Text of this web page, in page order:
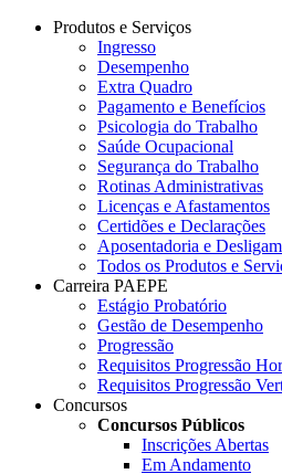
Produtos e Serviços
Ingresso
Desempenho
Extra Quadro
Pagamento e Benefícios
Psicologia do Trabalho
Saúde Ocupacional
Segurança do Trabalho
Rotinas Administrativas
Licenças e Afastamentos
Certidões e Declarações
Aposentadoria e
Todos os Produtos e
Carreira PAEPE
Estágio Probatório
Gestão de Desempenho
Progressão
Requisitos Progressão
Requisitos Progressão
Concursos
Concursos Públicos
Inscrições Abertas
Em Andamento